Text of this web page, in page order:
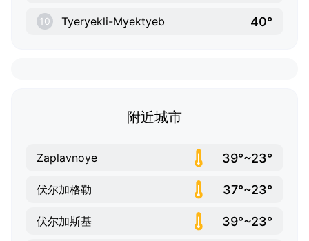
10 Tyeryekli-Myektyeb 40°
附近城市
Zaplavnoye 39°~23°
伏尔加格勒 37°~23°
伏尔加斯基 39°~23°